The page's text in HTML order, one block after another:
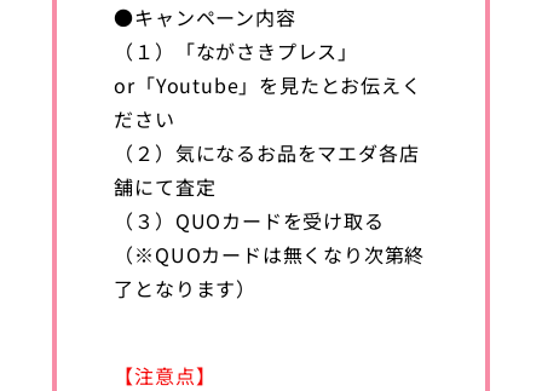
●キャンペーン内容
（１）「ながさきプレス」
or「Youtube」を見たとお伝えく
ださい
（２）気になるお品をマエダ各店
舗にて査定
（３）QUOカードを受け取る
（※QUOカードは無くなり次第終
了となります）
【注意点】